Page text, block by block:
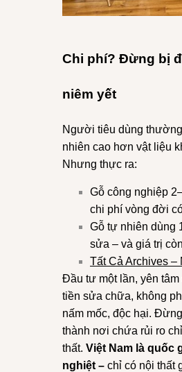
Chi phí? Đừng bị
niêm yết
Người tiêu dùng
nhiên cao hơn vật liệu
Nhưng thực ra:
Gỗ công nghiệp
chi phí vòng đời
Gỗ tự nhiên dùng
sửa – và giá trị
Tất Cả Archives –
Đầu tư một lần, yên
tiền sửa chữa, không
nấm mốc, độc hại.
thành nơi chứa rủi ro
thất. Việt Nam là quốc
nghiệt – chỉ có nội thất